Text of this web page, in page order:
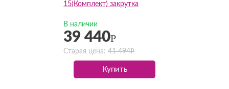
15(Комплект) закрутка
В наличии
39 440Р
Старая цена: 41 494Р
Купить